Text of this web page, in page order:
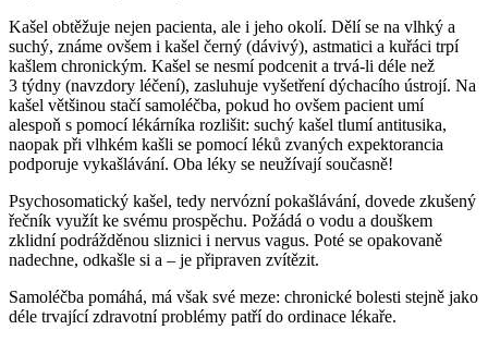
Kašel obtěžuje nejen pacienta, ale i jeho okolí. Dělí se na vlhký a
suchý, známe ovšem i kašel černý (dávivý), astmatici a kuřáci trpí
kašlem chronickým. Kašel se nesmí podcenit a trvá-li déle než
3 týdny (navzdory léčení), zasluhuje vyšetření dýchacího ústrojí. Na
kašel většinou stačí samoléčba, pokud ho ovšem pacient umí
alespoň s pomocí lékárníka rozlišit: suchý kašel tlumí antitusika,
naopak při vlhkém kašli se pomocí léků zvaných expektorancia
podporuje vykašlávání. Oba léky se neužívají současně!
Psychosomatický kašel, tedy nervózní pokašlávání, dovede zkušený
řečník využít ke svému prospěchu. Požádá o vodu a douškem
zklidní podrážděnou sliznici i nervus vagus. Poté se opakovaně
nadechne, odkašle si a – je připraven zvítězit.
Samoléčba pomáhá, má však své meze: chronické bolesti stejně jako
déle trvající zdravotní problémy patří do ordinace lékaře.